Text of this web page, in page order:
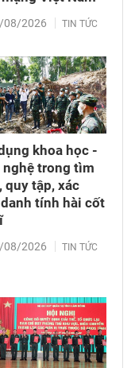
08/2026 TIN TỨC
khoa học -
nghệ trong tìm
quy tập, xác
tính hài cốt
08/2026 TIN TỨC